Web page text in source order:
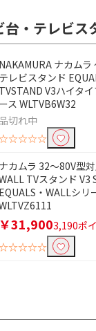
・テレビス
NAKAMURA ナカム
テレビスタンド
TVSTAND V3ハイタ
ース WLTVB6W32
品切れ中
ナカムラ 32～80V型
TVスタンド V3
EQUALS・WALLシリ
￥31,9003,190ポ